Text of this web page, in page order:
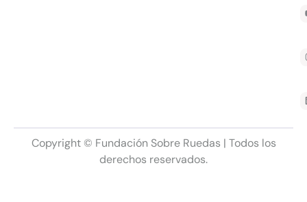
Copyright © Fundación Sobre Ruedas | Todos los
derechos reservados.